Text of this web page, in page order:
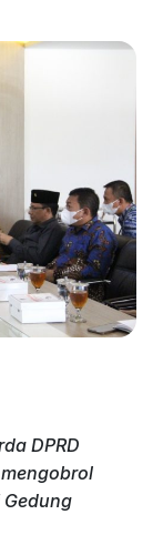
ar
e
DPRD